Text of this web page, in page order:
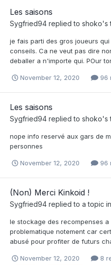
Les saisons
Sygfried94 replied to shoko's
je fais parti des gros joueurs
conseils. Ca ne veut pas dire
deballer a n'importe qui. POur
November 12, 2020 96
Les saisons
Sygfried94 replied to shoko's
nope info reservé aux gars de
personnes
November 12, 2020 96
(Non) Merci Kinkoid !
Sygfried94 replied to a topic in
le stockage des recompenses
problematique notement car
abusé pour profiter de futurs
November 12, 2020 8